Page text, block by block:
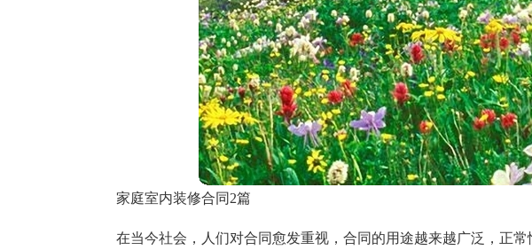
家庭室内装修合同2篇
在当今社会，人们对合同愈发重视，合同的用途越来越广泛，正